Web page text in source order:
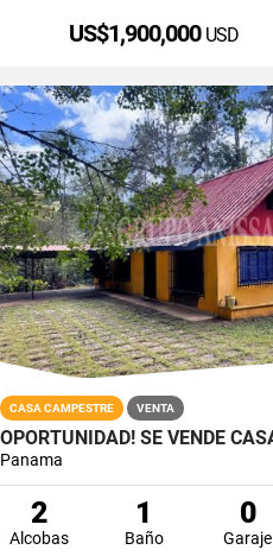
US$1,900,000 USD
CASA CAMPESTRE VENTA
Panama
2
Alcobas
1
Baño
0
Garaje